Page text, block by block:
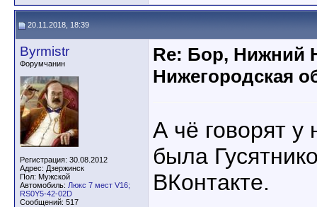
20.11.2018, 18:39
Byrmistr
Форумчанин
Регистрация: 30.08.2012
Адрес: Дзержинск
Пол: Мужской
Автомобиль: Люкс 7 мест V16;
RS0Y5-42-02D
Сообщений: 517
Re: Бор, Нижний
Нижегородская
А чё говорят
была
ВКонтакте.